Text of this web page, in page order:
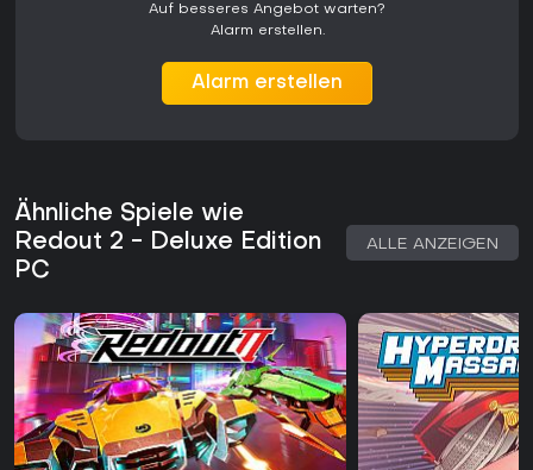
Optimierung belohnt. Das Spiel wird weiterhin unterstützt und
steht neuen Spielern offen.
Auf besseres Angebot warten?
Alarm erstellen.
Alarm erstellen
Ähnliche Spiele wie
Redout 2 - Deluxe Edition
PC
ALLE ANZEIGEN